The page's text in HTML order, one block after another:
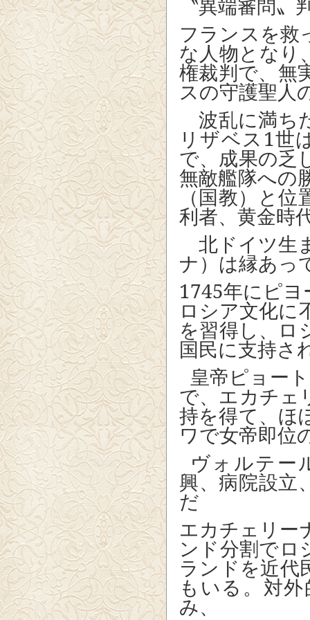
〝異端審問
フランスを救
な人物となり
権裁判で、無
スの守護聖人
波乱に満ち
リザベス 1世
で、成果の乏
無敵艦隊への
（国教）と位
利者、黄金時
北ドイツ生
ナ）は縁あっ
1745年にピヨ
ロシア文化に
を習得し、ロ
国民に支持さ
皇帝ピョー
で、エカチェ
持を得て、ほ
ワで女帝即位
ヴォルテー
興、病院設立
だ
エカチェリー
ンド分割でロ
ランドを近代
もいる。対
み、